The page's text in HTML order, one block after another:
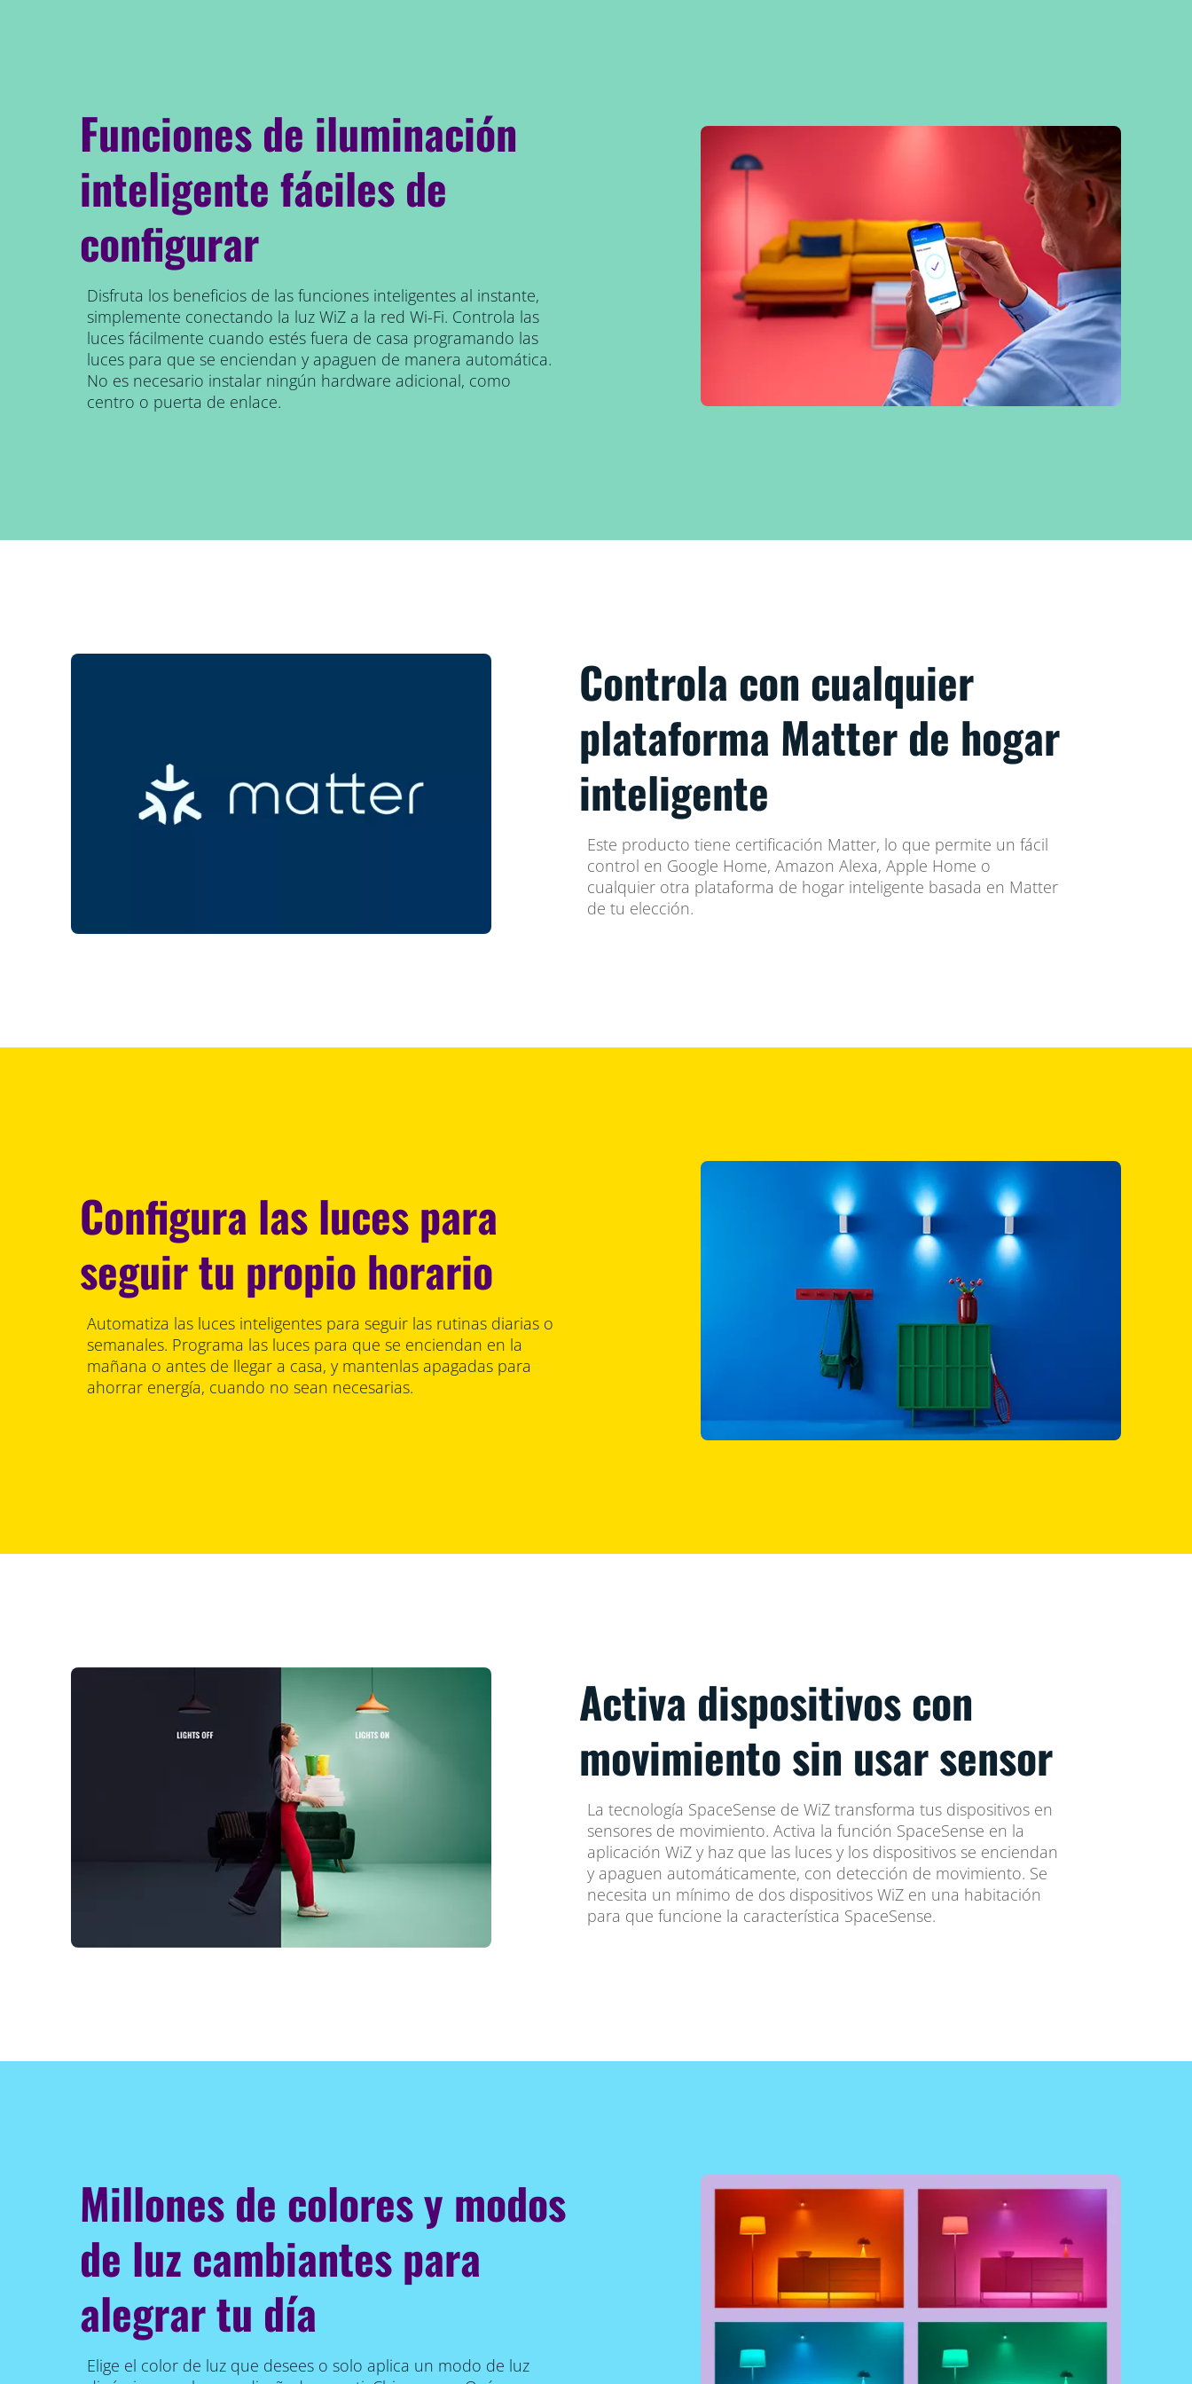
Funciones de iluminación
inteligente fáciles de
configurar
Disfruta los beneficios de las funciones inteligentes al instante,
simplemente conectando la luz WiZ a la red Wi-Fi. Controla las
luces fácilmente cuando estés fuera de casa programando las
luces para que se enciendan y apaguen de manera automática.
No es necesario instalar ningún hardware adicional, como
centro o puerta de enlace.
Controla con cualquier
plataforma Matter de hogar
inteligente
Este producto tiene certificación Matter, lo que permite un fácil
control en Google Home, Amazon Alexa, Apple Home o
cualquier otra plataforma de hogar inteligente basada en Matter
de tu elección.
Configura las luces para
seguir tu propio horario
Automatiza las luces inteligentes para seguir las rutinas diarias o
semanales. Programa las luces para que se enciendan en la
mañana o antes de llegar a casa, y mantenlas apagadas para
ahorrar energía, cuando no sean necesarias.
Activa dispositivos con
movimiento sin usar sensor
La tecnología SpaceSense de WiZ transforma tus dispositivos en
sensores de movimiento. Activa la función SpaceSense en la
aplicación WiZ y haz que las luces y los dispositivos se enciendan
y apaguen automáticamente, con detección de movimiento. Se
necesita un mínimo de dos dispositivos WiZ en una habitación
para que funcione la característica SpaceSense.
Millones de colores y modos
de luz cambiantes para
alegrar tu día
Elige el color de luz que desees o solo aplica un modo de luz